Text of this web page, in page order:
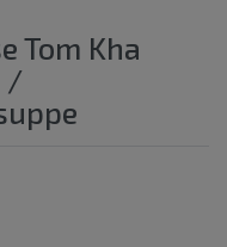
Tom Kha
/